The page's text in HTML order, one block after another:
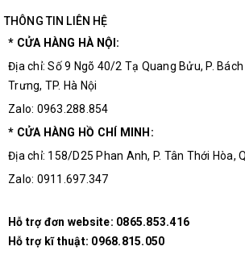
Đầu Jack Tay Hàn Loại
Chế Độ Bảo Hành Của Linh Kiện Điện
Tất cả các sản phẩm mà khách hàng có
lượng hoặc cách sử dụng hãy liên hệ
tâm bảo hành củaLinh Kiện Điện Tử 3M
tư vấn .
Địa chỉ: Số 9 Ngõ 40/2 Tạ Quang Bửu, Bách
Hà Nội.
THÔNG TIN LIÊN HỆ
* CỬA HÀNG HÀ NỘI:
Địa chỉ: Số 9 Ngõ 40/2 Tạ Quang Bửu, P. Bách
Trưng, TP. Hà Nội
Zalo: 0963.288.854
* CỬA HÀNG HỒ CHÍ MINH:
Địa chỉ: 158/D25 Phan Anh, P. Tân Thới Hòa,
Zalo: 0911.697.347
Hỗ trợ đơn website: 0865.853.416
Hỗ trợ kĩ thuật: 0968.815.050